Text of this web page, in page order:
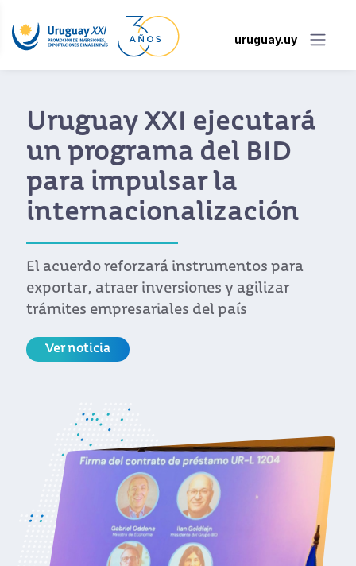
uruguay.uy
“Uruguay es un país
extraordinario”: el
presidente español
elogió la confianza y
estabilidad como
claves para invertir
destacó el potencial de Uruguay como
organizado por las principales cámaras de
comercio de ambos países, con el respaldo
de Uruguay XXI
Ver noticia